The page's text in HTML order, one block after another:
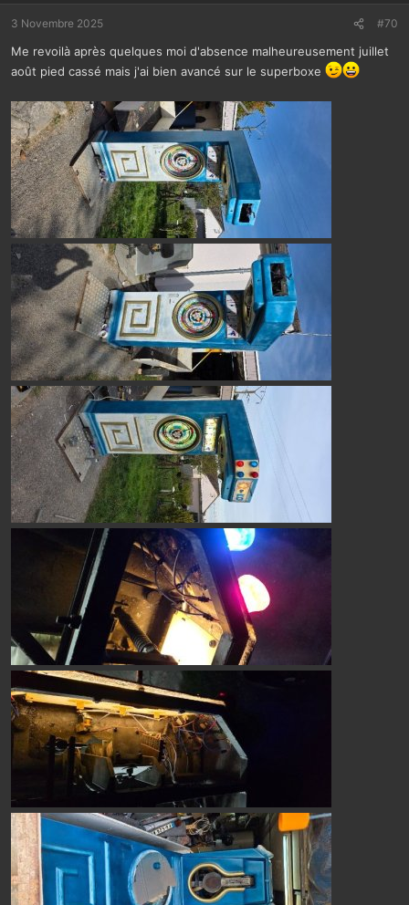
3 Novembre 2025 #70
Me revoilà après quelques moi d'absence malheureusement juillet
août pied cassé mais j'ai bien avancé sur le superboxe